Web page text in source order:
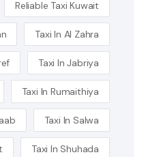
Reliable Taxi Kuwait
Taxi In Al Zahra
Taxi In Jabriya
Taxi In Rumaithiya
Taxi In Salwa
Taxi In Shuhada